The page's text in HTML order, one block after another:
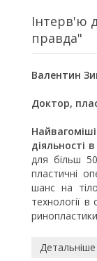
Інтерв'ю
правда"
Валентин
Доктор,
діяльності
для більш
пластичні
шанс на
технології
Детальніше